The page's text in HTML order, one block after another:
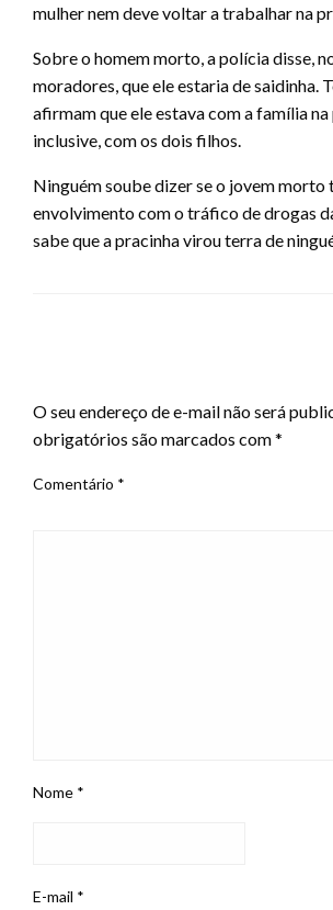
mulher nem deve voltar a trabalhar na
Sobre o homem morto, a polícia disse,
moradores, que ele estaria de saidinha.
afirmam que ele estava com a família na
inclusive, com os dois filhos.
Ninguém soube dizer se o jovem morto
envolvimento com o tráfico de drogas
sabe que a pracinha virou terra de
O seu endereço de e-mail não será
obrigatórios são marcados com*
Comentário *
Nome *
E-mail *